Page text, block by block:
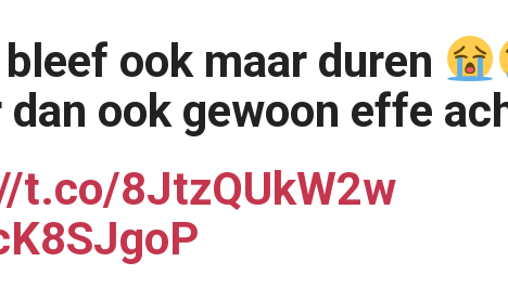
ook maar duren
dan ook gewoon effe
t.co/8JtzQUkW2w